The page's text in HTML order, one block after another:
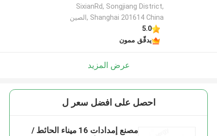
SixianRd, Songjiang District,
Shanghai 201614 China ,الصين
5.0
يدقّق ممون
عرض المزيد
احصل على افضل سعر ل
مصنع إمدادات 16 ميناء الحائط /